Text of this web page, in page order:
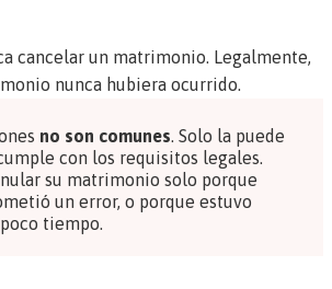
cancelar un matrimonio. Legalmente,
nunca hubiera ocurrido.
no son comunes. Solo la puede
con los requisitos legales.
su matrimonio solo porque
un error, o porque estuvo
tiempo.